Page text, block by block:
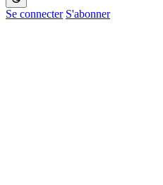
Se connecter S'abonner